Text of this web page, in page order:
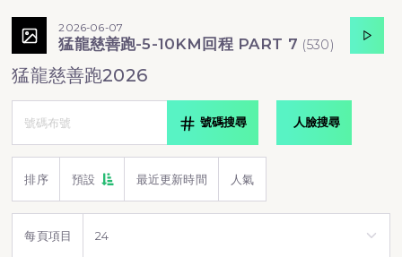
2026-06-07
猛龍慈善跑-5-10KM回程 PART 7 (530)
猛龍慈善跑2026
號碼搜尋 人臉搜尋
排序 預設 最近更新時間 人氣
每頁項目